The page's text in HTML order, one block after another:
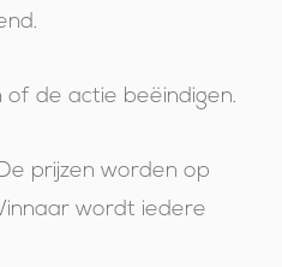
de actie beëindigen.
prijzen worden op
wordt iedere